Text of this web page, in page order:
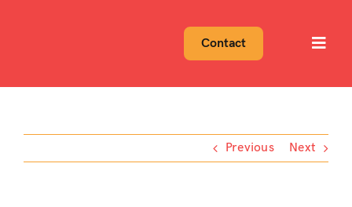
Contact
Previous Next